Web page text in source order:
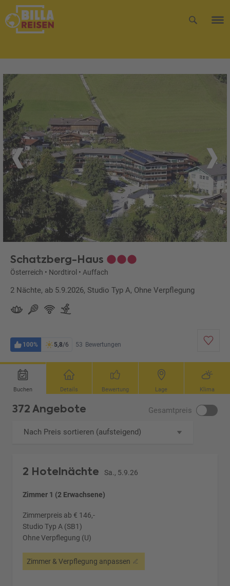
Schatzberg-Haus
Österreich • Nordtirol • Auffach
2 Nächte, ab 5.9.2026, Studio Typ A, Ohne Verpflegung
100% 5,8/6 53 Bewertungen
Buchen Details Bewertung Lage Klima
372 Angebote Gesamtpreis
Nach Preis sortieren (aufsteigend)
2 Hotelnächte Sa., 5.9.26
Zimmer 1 (2 Erwachsene)
Zimmerpreis ab € 146,-
Studio Typ A (SB1)
Ohne Verpflegung (U)
Zimmer & Verpflegung anpassen